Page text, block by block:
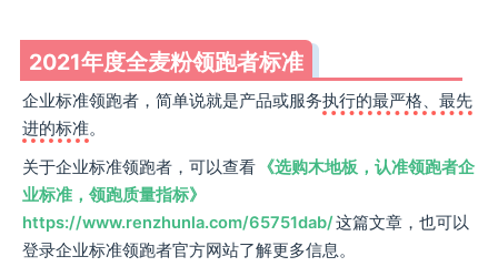
2021年度全麦粉领跑者标准
企业标准领跑者，简单说就是产品或服务执行的最严格、最先
进的标准。
关于企业标准领跑者，可以查看 《选购木地板，认准领跑者企
业标准，领跑质量指标》
https://www.renzhunla.com/65751dab/这篇文章，也可以
登录企业标准领跑者官方网站了解更多信息。